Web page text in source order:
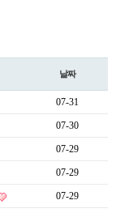
날짜
07-31
07-30
07-29
07-29
07-29